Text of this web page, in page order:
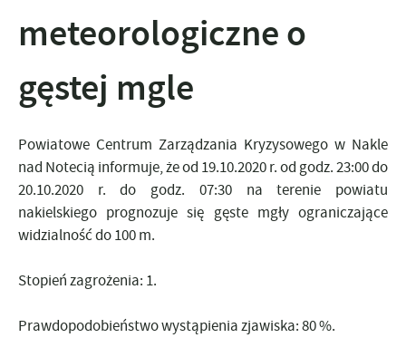
meteorologiczne o
gęstej mgle
Powiatowe Centrum Zarządzania Kryzysowego w Nakle
nad Notecią informuje, że od 19.10.2020 r. od godz. 23:00 do
20.10.2020 r. do godz. 07:30 na terenie powiatu
nakielskiego prognozuje się gęste mgły ograniczające
widzialność do 100 m.
Stopień zagrożenia: 1.
Prawdopodobieństwo wystąpienia zjawiska: 80 %.